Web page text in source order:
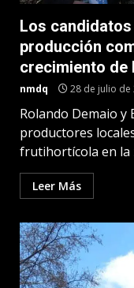
Los
producción
crecimiento de
nmdq 28 de julio de
Rolando Demaio y
productores
frutihortícola en la
Leer Más